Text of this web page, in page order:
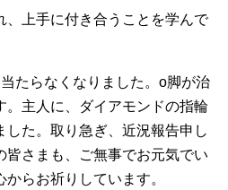
、上手に付き合うことを学んで
たらなくなりました。o脚が治
。主人に、ダイアモンドの指輪
した。取り急ぎ、近況報告申し
皆さまも、ご無事でお元気でい
らお祈りしています。